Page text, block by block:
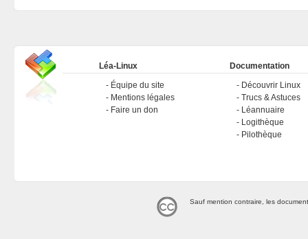
Léa-Linux
Équipe du site
Mentions légales
Faire un don
Documentation
Découvrir Linux
Trucs & Astuces
Léannuaire
Logithèque
Pilothèque
Sauf mention contraire, les